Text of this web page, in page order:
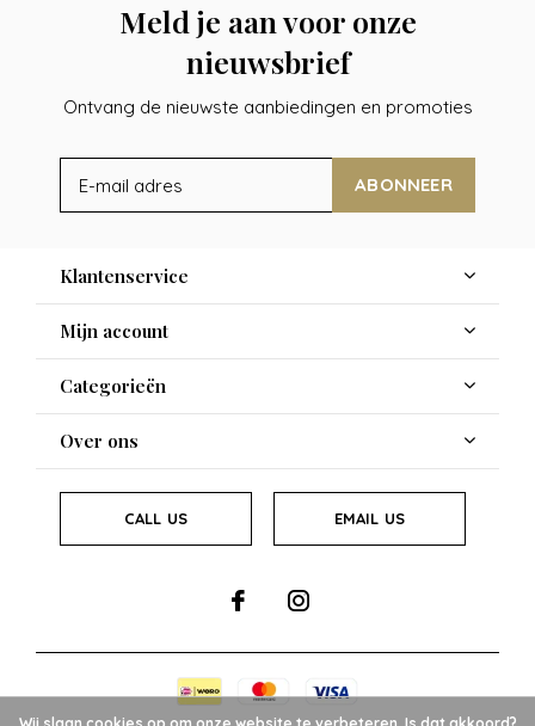
Meld je aan voor onze
nieuwsbrief
Ontvang de nieuwste aanbiedingen en promoties
ABONNEER
Klantenservice
Mijn account
Categorieën
Over ons
CALL US EMAIL US